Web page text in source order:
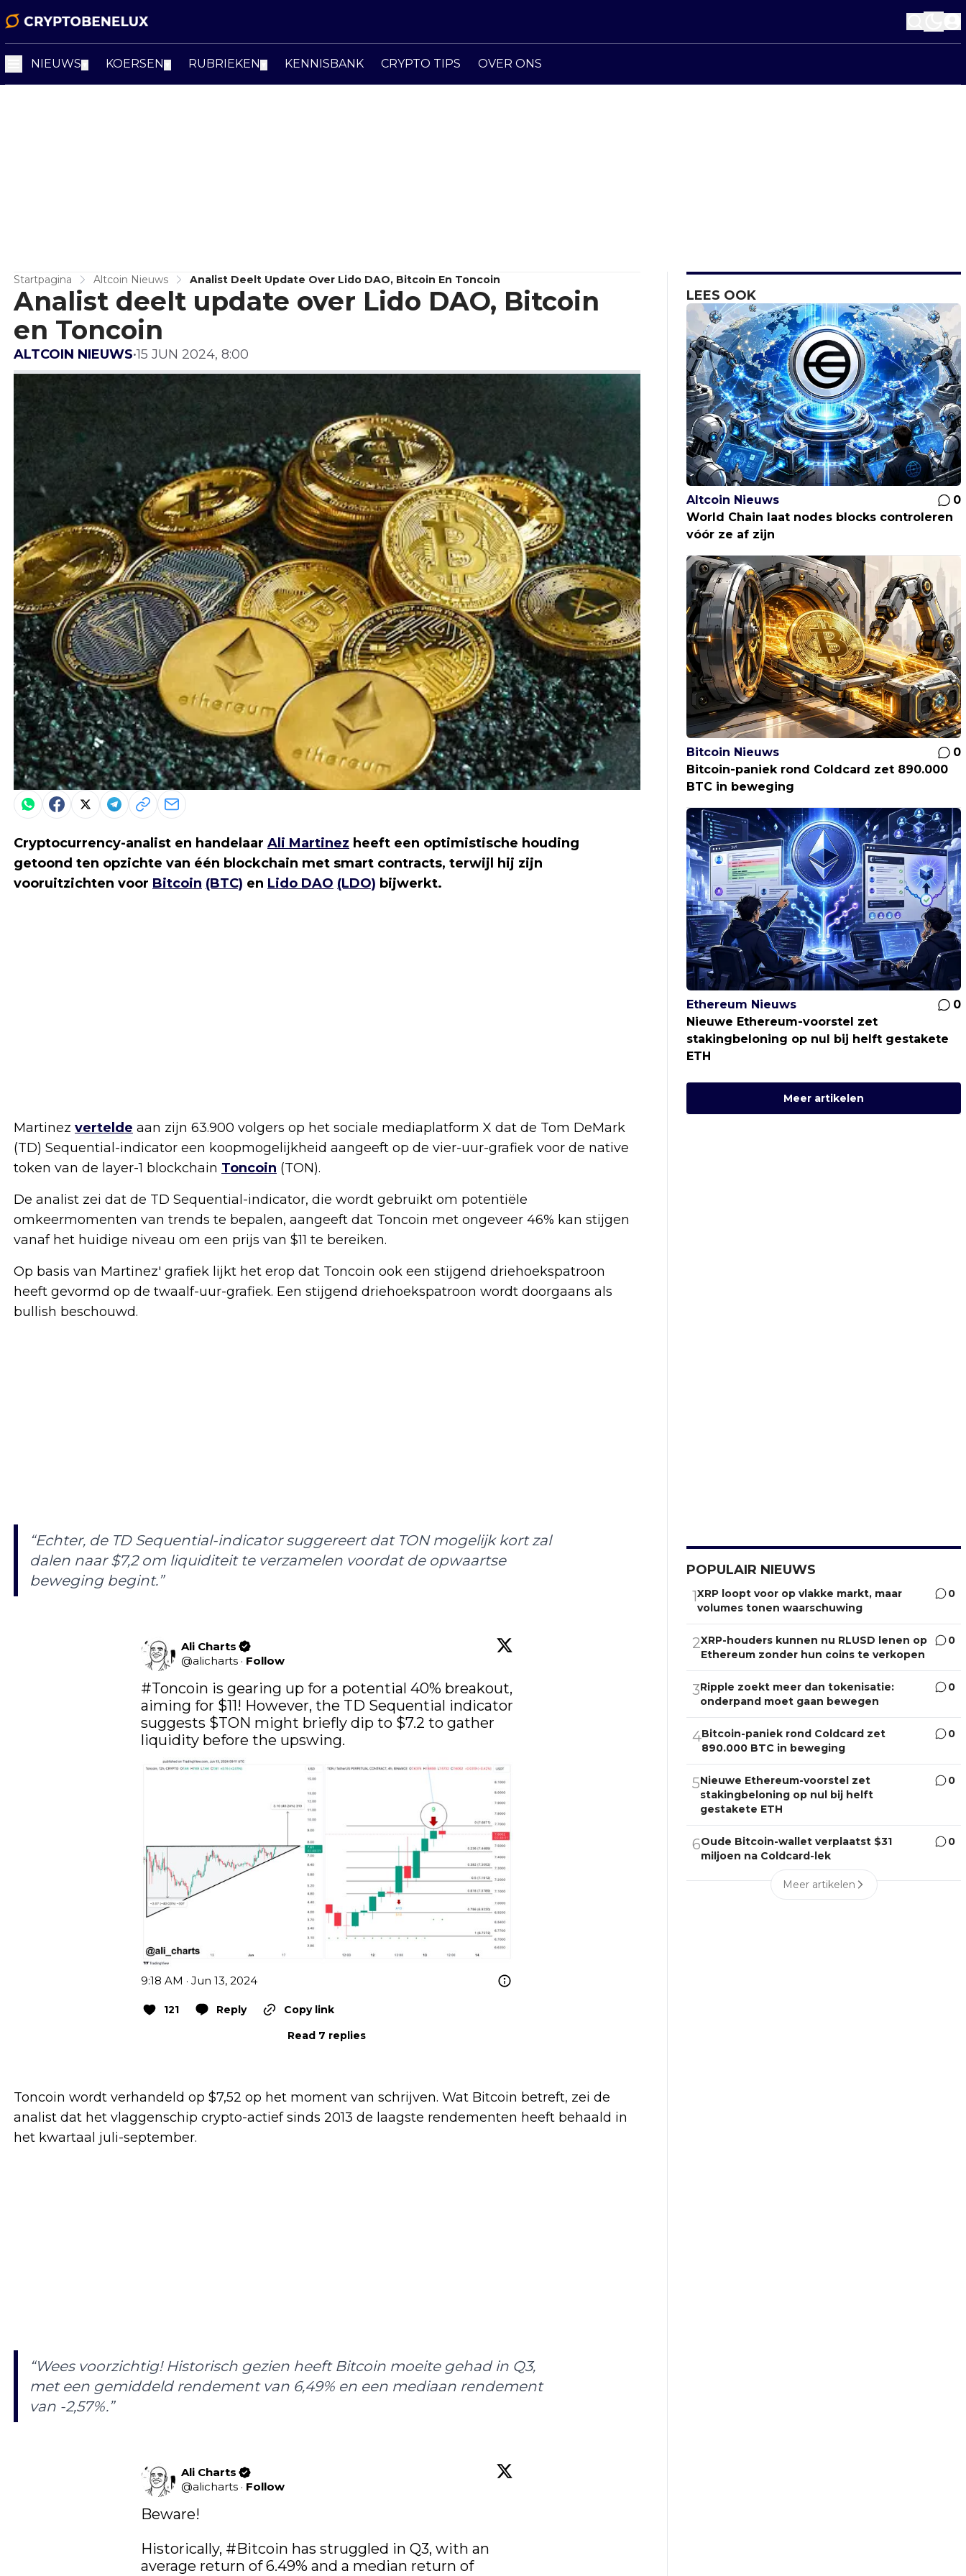
NIEUWS KOERSEN RUBRIEKEN KENNISBANK CRYPTO TIPS OVER ONS
Startpagina Altcoin Nieuws Analist Deelt Update Over Lido DAO, Bitcoin En Toncoin
Analist deelt update over Lido DAO, Bitcoin
en Toncoin
ALTCOIN NIEUWS•15 JUN 2024, 8:00
Cryptocurrency-analist en handelaar Ali Martinez heeft een optimistische houding
getoond ten opzichte van één blockchain met smart contracts, terwijl hij zijn
vooruitzichten voor Bitcoin (BTC) en Lido DAO (LDO) bijwerkt.
Martinez vertelde aan zijn 63.900 volgers op het sociale mediaplatform X dat de Tom DeMark
(TD) Sequential-indicator een koopmogelijkheid aangeeft op de vier-uur-grafiek voor de native
token van de layer-1 blockchain Toncoin (TON).
De analist zei dat de TD Sequential-indicator, die wordt gebruikt om potentiële
omkeermomenten van trends te bepalen, aangeeft dat Toncoin met ongeveer 46% kan stijgen
vanaf het huidige niveau om een prijs van $11 te bereiken.
Op basis van Martinez' grafiek lijkt het erop dat Toncoin ook een stijgend driehoekspatroon
heeft gevormd op de twaalf-uur-grafiek. Een stijgend driehoekspatroon wordt doorgaans als
bullish beschouwd.
“Echter, de TD Sequential-indicator suggereert dat TON mogelijk kort zal
dalen naar $7,2 om liquiditeit te verzamelen voordat de opwaartse
beweging begint.”
Ali Charts
@alicharts · Follow
#Toncoin is gearing up for a potential 40% breakout,
aiming for $11! However, the TD Sequential indicator
suggests $TON might briefly dip to $7.2 to gather
liquidity before the upswing.
9:18 AM · Jun 13, 2024
121 Reply
Copy link
Read 7 replies
Toncoin wordt verhandeld op $7,52 op het moment van schrijven. Wat Bitcoin betreft, zei de
analist dat het vlaggenschip crypto-actief sinds 2013 de laagste rendementen heeft behaald in
het kwartaal juli-september.
“Wees voorzichtig! Historisch gezien heeft Bitcoin moeite gehad in Q3,
met een gemiddeld rendement van 6,49% en een mediaan rendement
van -2,57%.”
Ali Charts
@alicharts · Follow
Beware!
Historically, #Bitcoin has struggled in Q3, with an
average return of 6.49% and a median return of
LEES OOK
Altcoin Nieuws
0
World Chain laat nodes blocks controleren
vóór ze af zijn
Bitcoin Nieuws
0
Bitcoin-paniek rond Coldcard zet 890.000
BTC in beweging
Ethereum Nieuws
0
Nieuwe Ethereum-voorstel zet
stakingbeloning op nul bij helft gestakete
ETH
Meer artikelen
POPULAIR NIEUWS
1XRP loopt voor op vlakke markt, maar
volumes tonen waarschuwing
0
2XRP-houders kunnen nu RLUSD lenen op
Ethereum zonder hun coins te verkopen
0
3Ripple zoekt meer dan tokenisatie:
onderpand moet gaan bewegen
0
4Bitcoin-paniek rond Coldcard zet
890.000 BTC in beweging
0
5Nieuwe Ethereum-voorstel zet
stakingbeloning op nul bij helft
gestakete ETH
0
6Oude Bitcoin-wallet verplaatst $31
miljoen na Coldcard-lek
0
Meer artikelen